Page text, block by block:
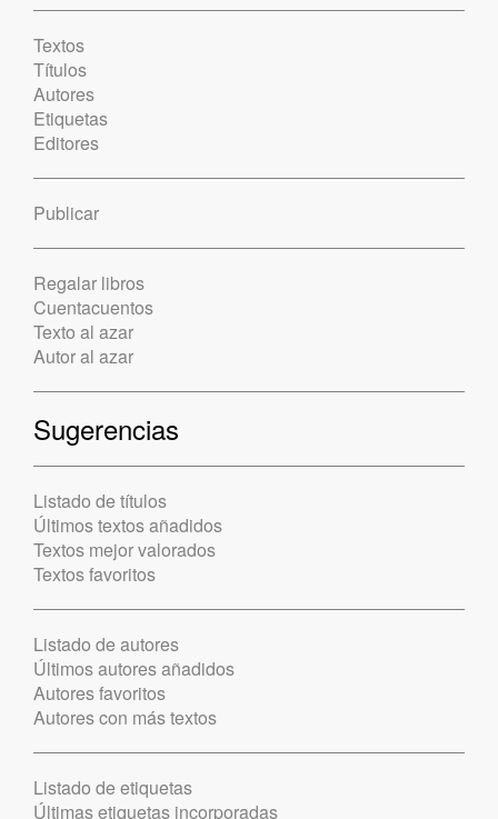
Textos
Títulos
Autores
Etiquetas
Editores
Publicar
Regalar libros
Cuentacuentos
Texto al azar
Autor al azar
Sugerencias
Listado de títulos
Últimos textos añadidos
Textos mejor valorados
Textos favoritos
Listado de autores
Últimos autores añadidos
Autores favoritos
Autores con más textos
Listado de etiquetas
Últimas etiquetas incorporadas